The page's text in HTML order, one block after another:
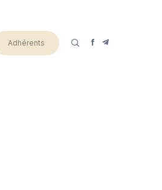
Adhérents